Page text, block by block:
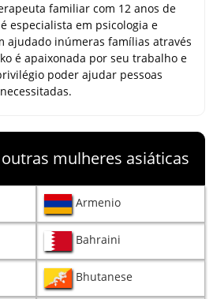
familiar com 12 anos de
especialista em psicologia e
ajudado inúmeras famílias através
é apaixonada por seu trabalho e
poder ajudar pessoas
necessitadas.
mulheres asiáticas
Armenio
Bahraini
Bhutanese